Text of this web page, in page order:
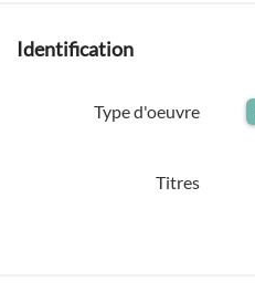
Identification
Type d'oeuvre
Titres